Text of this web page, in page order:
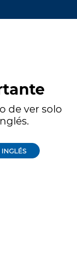
de ver solo
INGLÉS